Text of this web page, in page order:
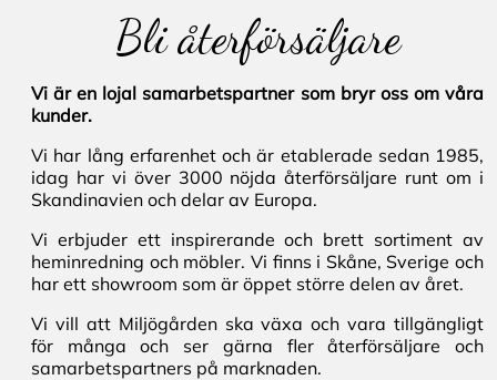
Bli återförsäljare
Vi är en lojal samarbetspartner som bryr oss om våra
kunder.
Vi har lång erfarenhet och är etablerade sedan 1985,
idag har vi över 3000 nöjda återförsäljare runt om i
Skandinavien och delar av Europa.
Vi erbjuder ett inspirerande och brett sortiment av
heminredning och möbler. Vi finns i Skåne, Sverige och
har ett showroom som är öppet större delen av året.
Vi vill att Miljögården ska växa och vara tillgängligt
för många och ser gärna fler återförsäljare och
samarbetspartners på marknaden.